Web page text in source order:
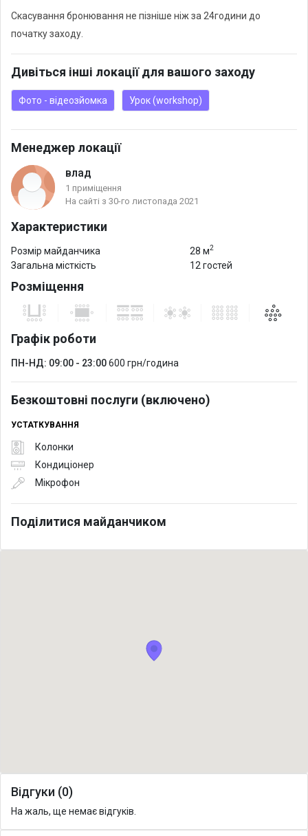
Скасування бронювання не пізніше ніж за 24години до
початку заходу.
Дивіться інші локації для вашого заходу
Фото - відеозйомка Урок (workshop)
Менеджер локації
влад
1 приміщення
На сайті з 30-го листопада 2021
Характеристики
Розмір майданчика 28 м2
Загальна місткість 12 гостей
Розміщення
Графік роботи
ПН-НД: 09:00 - 23:00600 грн/година
Безкоштовні послуги (включено)
УСТАТКУВАННЯ
Колонки
Кондиціонер
Мікрофон
Поділитися майданчиком
Відгуки (0)
На жаль, ще немає відгуків.